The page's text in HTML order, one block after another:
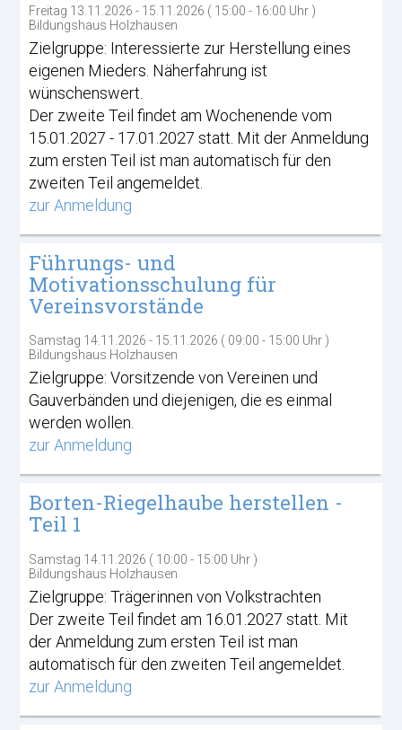
Freitag 13.11.2026 - 15.11.2026 ( 15:00 - 16:00 Uhr )
Bildungshaus Holzhausen
Zielgruppe: Interessierte zur Herstellung eines
eigenen Mieders. Näherfahrung ist
wünschenswert.
Der zweite Teil findet am Wochenende vom
15.01.2027 - 17.01.2027 statt. Mit der Anmeldung
zum ersten Teil ist man automatisch für den
zweiten Teil angemeldet.
zur Anmeldung
Führungs- und
Motivationsschulung für
Vereinsvorstände
Samstag 14.11.2026 - 15.11.2026 ( 09:00 - 15:00 Uhr )
Bildungshaus Holzhausen
Zielgruppe: Vorsitzende von Vereinen und
Gauverbänden und diejenigen, die es einmal
werden wollen.
zur Anmeldung
Borten-Riegelhaube herstellen -
Teil 1
Samstag 14.11.2026 ( 10:00 - 15:00 Uhr )
Bildungshaus Holzhausen
Zielgruppe: Trägerinnen von Volkstrachten
Der zweite Teil findet am 16.01.2027 statt. Mit
der Anmeldung zum ersten Teil ist man
automatisch für den zweiten Teil angemeldet.
zur Anmeldung